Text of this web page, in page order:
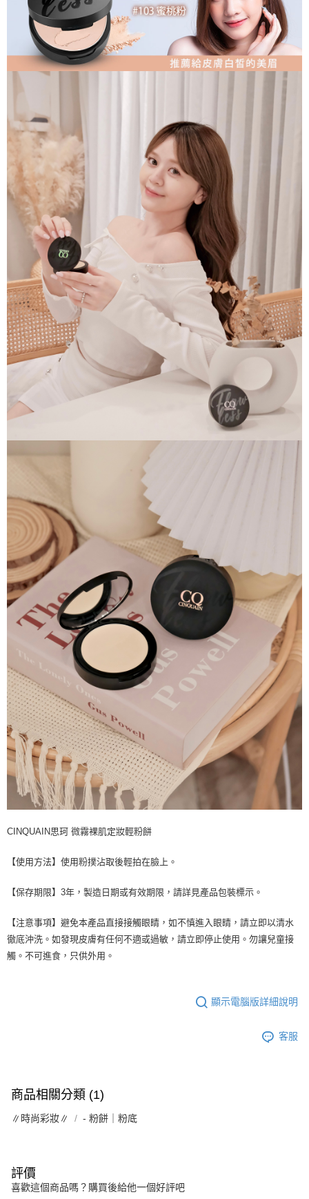
CINQUAIN思珂 微霧裸肌定妝輕粉餅
【使用方法】使用粉撲沾取後輕拍在臉上。
【保存期限】3年，製造日期或有效期限，請詳見產品包裝標示。
【注意事項】避免本產品直接接觸眼睛，如不慎進入眼睛，請立即以清水
徹底沖洗。如發現皮膚有任何不適或過敏，請立即停止使用。勿讓兒童接
觸。不可進食，只供外用。
顯示電腦版詳細說明
客服
商品相關分類 (1)
∥時尚彩妝∥ - 粉餅｜粉底
評價
喜歡這個商品嗎？購買後給他一個好評吧